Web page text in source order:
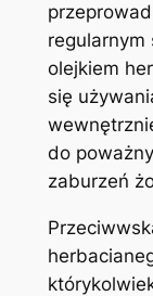
regularnym
olejkiem
się
do‌
zaburzeń